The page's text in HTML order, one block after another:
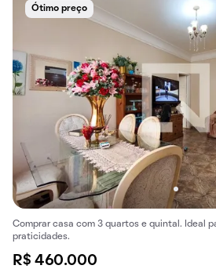
Ótimo preço
Comprar casa com 3 quartos e quintal. Ideal
praticidades.
R$ 460.000